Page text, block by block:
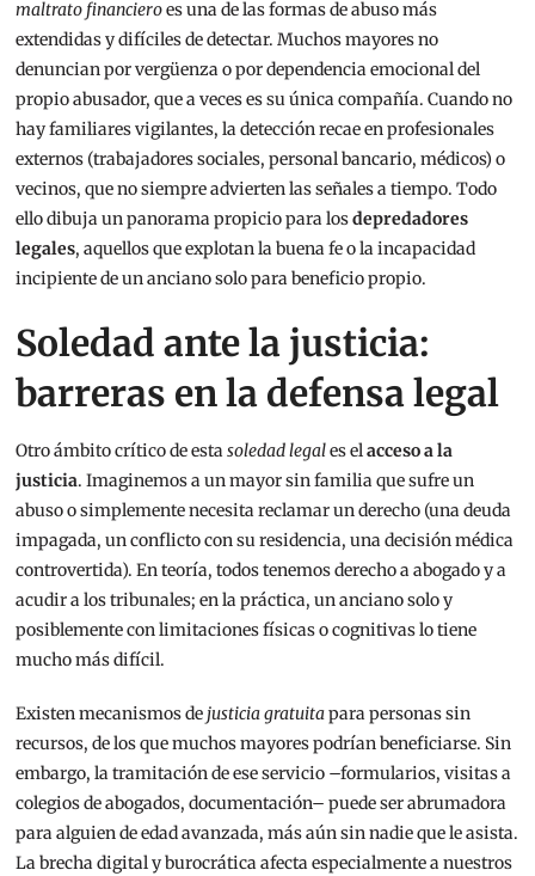
maltrato financieroes una de las formas de abuso más
extendidas y difíciles de detectar. Muchos mayores no
denuncian por vergüenza o por dependencia emocional del
propio abusador, que a veces es su única compañía. Cuando no
hay familiares vigilantes, la detección recae en profesionales
externos (trabajadores sociales, personal bancario, médicos) o
vecinos, que no siempre advierten las señales a tiempo. Todo
ello dibuja un panorama propicio para losdepredadores
legales, aquellos que explotan la buena fe o la incapacidad
incipiente de un anciano solo para beneficio propio.
Soledad ante la justicia:
barreras en la defensa legal
Otro ámbito crítico de estasoledad legales elacceso a la
justicia. Imaginemos a un mayor sin familia que sufre un
abuso o simplemente necesita reclamar un derecho (una deuda
impagada, un conflicto con su residencia, una decisión médica
controvertida). En teoría, todos tenemos derecho a abogado y a
acudir a los tribunales; en la práctica, un anciano solo y
posiblemente con limitaciones físicas o cognitivas lo tiene
mucho más difícil.
Existen mecanismos de justicia gratuitapara personas sin
recursos, de los que muchos mayores podrían beneficiarse. Sin
embargo, la tramitación de ese servicio –formularios, visitas a
colegios de abogados, documentación– puede ser abrumadora
para alguien de edad avanzada, más aún sin nadie que le asista.
La brecha digital y burocrática afecta especialmente a nuestros